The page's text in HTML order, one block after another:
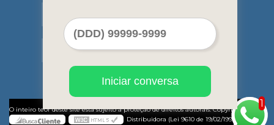
Mapa do site
O inteiro teor deste site está sujeito à proteção de direitos autorais. Copyright©
Lírio
Distribuidora (Lei 9610 de 19/02/1998)
1
Iniciar conversa